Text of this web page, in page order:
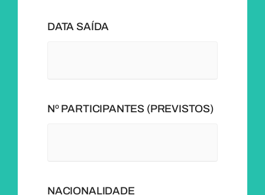
DATA SAÍDA
Nº PARTICIPANTES (PREVISTOS)
NACIONALIDADE